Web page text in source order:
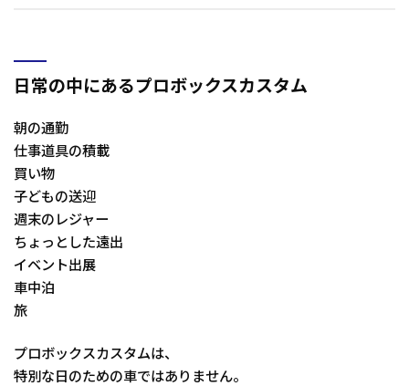
日常の中にあるプロボックスカスタム
朝の通勤
仕事道具の積載
買い物
子どもの送迎
週末のレジャー
ちょっとした遠出
イベント出展
車中泊
旅
プロボックスカスタムは、
特別な日のための車ではありません。